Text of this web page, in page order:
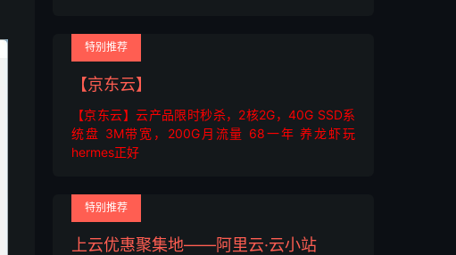
特别推荐
【京东云】
【京东云】云产品限时秒杀，2核2G，40G SSD系
统盘 3M带宽，200G月流量 68一年 养龙虾玩
hermes正好
特别推荐
上云优惠聚集地——阿里云·云小站